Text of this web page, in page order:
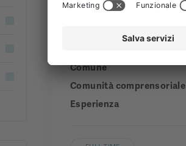
Reception
Comune
Comunità comprensoriale
Esperienza